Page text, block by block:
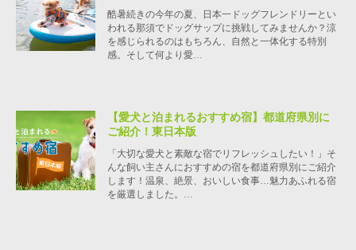
酷暑続きの今年の夏、日本一ドッグフレンドリーとい
われる那須でドッグサップに挑戦してみませんか？涼
を感じられるのはもちろん、自然と一体化する特別
感。そして何より愛…
【愛犬と泊まれるおすすめ宿】都道府県別に
ご紹介！東日本版
「大切な愛犬と素敵な宿でリフレッシュしたい！」そ
んな飼い主さんにおすすめの宿を都道府県別にご紹介
します！温泉、絶景、おいしい食事…魅力あふれる宿
を厳選しました。…